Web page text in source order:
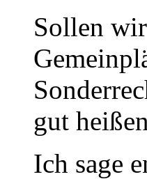
Sollen
gut
Ich sage